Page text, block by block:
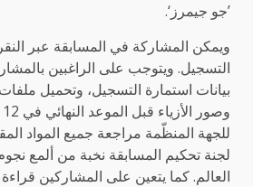
’جو جيمرز‘.
ويمكن المشاركة في المسابقة عبر النقر
التسجيل. ويتوجب على الراغبين
بيانات استمارة التسجيل، وتحميل
للجهة المنظّمة مراجعة جميع المواد
لجنة تحكيم المسابقة نخبة من ألمع
العالم. كما يتعين على المشاركين